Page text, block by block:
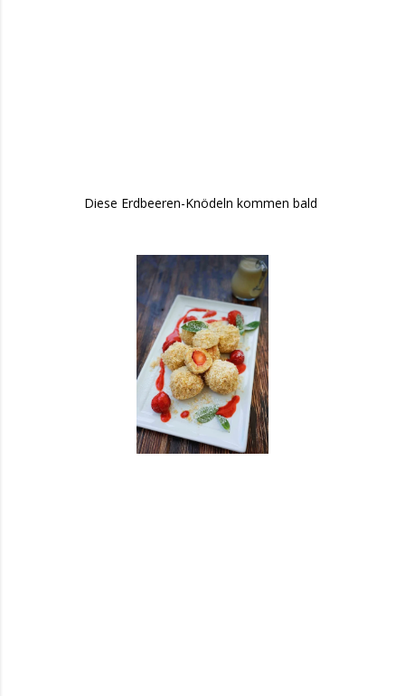
Diese Erdbeeren-Knödeln kommen bald